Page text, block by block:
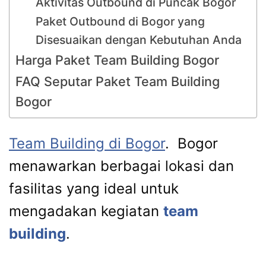
Paket Outbound di Bogor yang
Disesuaikan dengan Kebutuhan Anda
Harga Paket Team Building Bogor
FAQ Seputar Paket Team Building
Bogor
Team Building di Bogor. Bogor
menawarkan berbagai lokasi dan
fasilitas yang ideal untuk
mengadakan kegiatan team
building.